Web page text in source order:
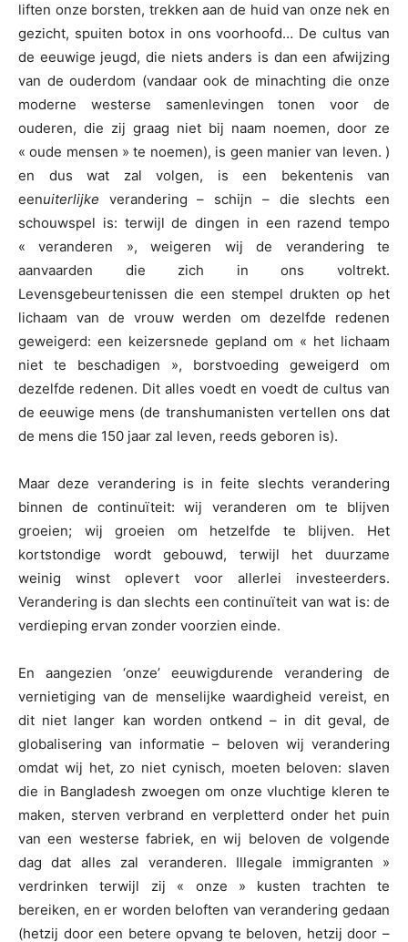
liften onze borsten, trekken aan de huid van onze nek en
gezicht, spuiten botox in ons voorhoofd… De cultus van
de eeuwige jeugd, die niets anders is dan een afwijzing
van de ouderdom (vandaar ook de minachting die onze
moderne westerse samenlevingen tonen voor de
ouderen, die zij graag niet bij naam noemen, door ze
« oude mensen » te noemen), is geen manier van leven. )
en dus wat zal volgen, is een bekentenis van
eenuiterlijke verandering – schijn – die slechts een
schouwspel is: terwijl de dingen in een razend tempo
« veranderen », weigeren wij de verandering te
aanvaarden die zich in ons voltrekt.
Levensgebeurtenissen die een stempel drukten op het
lichaam van de vrouw werden om dezelfde redenen
geweigerd: een keizersnede gepland om « het lichaam
niet te beschadigen », borstvoeding geweigerd om
dezelfde redenen. Dit alles voedt en voedt de cultus van
de eeuwige mens (de transhumanisten vertellen ons dat
de mens die 150 jaar zal leven, reeds geboren is).
Maar deze verandering is in feite slechts verandering
binnen de continuïteit: wij veranderen om te blijven
groeien; wij groeien om hetzelfde te blijven. Het
kortstondige wordt gebouwd, terwijl het duurzame
weinig winst oplevert voor allerlei investeerders.
Verandering is dan slechts een continuïteit van wat is: de
verdieping ervan zonder voorzien einde.
En aangezien ‘onze’ eeuwigdurende verandering de
vernietiging van de menselijke waardigheid vereist, en
dit niet langer kan worden ontkend – in dit geval, de
globalisering van informatie – beloven wij verandering
omdat wij het, zo niet cynisch, moeten beloven: slaven
die in Bangladesh zwoegen om onze vluchtige kleren te
maken, sterven verbrand en verpletterd onder het puin
van een westerse fabriek, en wij beloven de volgende
dag dat alles zal veranderen. Illegale immigranten »
verdrinken terwijl zij « onze » kusten trachten te
bereiken, en er worden beloften van verandering gedaan
(hetzij door een betere opvang te beloven, hetzij door –